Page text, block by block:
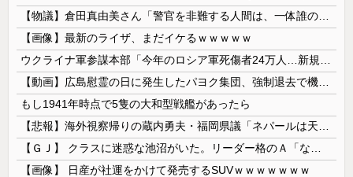
【画像】最新のライザ、まだイケるｗｗｗｗｗ
もし1941年時点で5隻の大和型戦艦があったら
【画像】 日産が社運をかけて発売するSUVｗｗｗｗｗｗｗ